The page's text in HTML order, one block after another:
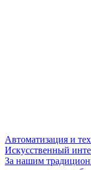
Автоматизация и
Искусственный
За нашим